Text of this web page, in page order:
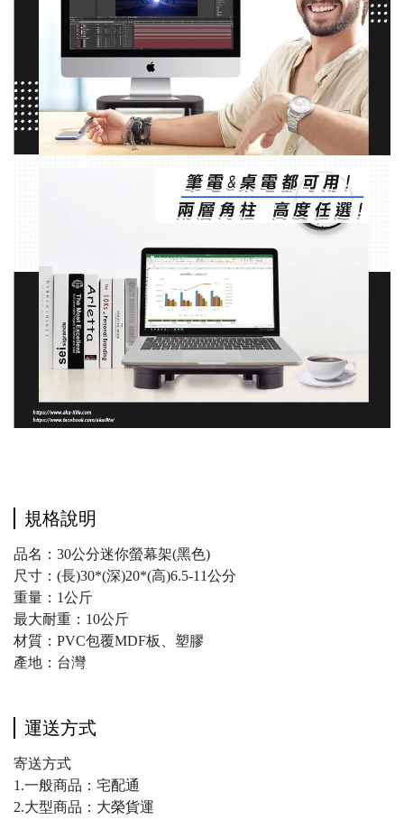
規格說明
品名：30公分迷你螢幕架(黑色)
尺寸：(長)30*(深)20*(高)6.5-11公分
重量：1公斤
最大耐重：10公斤
材質：PVC包覆MDF板、塑膠
產地：台灣
運送方式
寄送方式
1.一般商品：宅配通
2.大型商品：大榮貨運